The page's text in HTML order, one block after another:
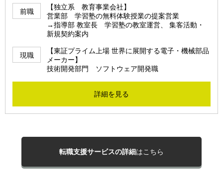
前職
【独立系 教育事業会社】
営業部 学習塾の無料体験授業の提案営業
→指導部 教室長 学習塾の教室運営、 集客活動・
新規契約案内
現職
【東証プライム上場 世界に展開する電子・機械部品
メーカー】
技術開発部門 ソフトウェア開発職
詳細を見る
転職支援サービスの詳細はこちら